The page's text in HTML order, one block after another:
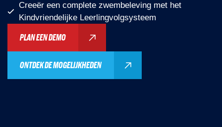
Creeër een complete zwembeleving met het
Kindvriendelijke Leerlingvolgsysteem
ONTDEK DE MOGELIJKHEDEN
PLAN EEN DEMO